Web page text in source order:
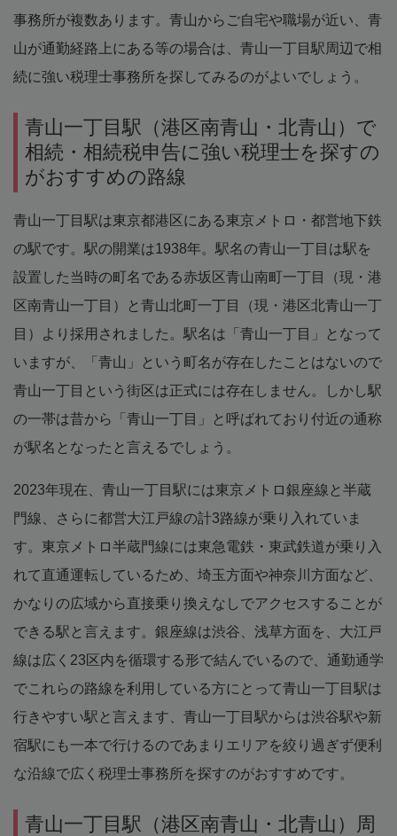
事務所が複数あります。青山からご自宅や職場が近い、青
山が通勤経路上にある等の場合は、青山一丁目駅周辺で相
続に強い税理士事務所を探してみるのがよいでしょう。
青山一丁目駅（港区南青山・北青山）で
相続・相続税申告に強い税理士を探すの
がおすすめの路線
青山一丁目駅は東京都港区にある東京メトロ・都営地下鉄
の駅です。駅の開業は1938年。駅名の青山一丁目は駅を
設置した当時の町名である赤坂区青山南町一丁目（現・港
区南青山一丁目）と青山北町一丁目（現・港区北青山一丁
目）より採用されました。駅名は「青山一丁目」となって
いますが、「青山」という町名が存在したことはないので
青山一丁目という街区は正式には存在しません。しかし駅
の一帯は昔から「青山一丁目」と呼ばれており付近の通称
が駅名となったと言えるでしょう。
2023年現在、青山一丁目駅には東京メトロ銀座線と半蔵
門線、さらに都営大江戸線の計3路線が乗り入れていま
す。東京メトロ半蔵門線には東急電鉄・東武鉄道が乗り入
れて直通運転しているため、埼玉方面や神奈川方面など、
かなりの広域から直接乗り換えなしでアクセスすることが
できる駅と言えます。銀座線は渋谷、浅草方面を、大江戸
線は広く23区内を循環する形で結んでいるので、通勤通学
でこれらの路線を利用している方にとって青山一丁目駅は
行きやすい駅と言えます、青山一丁目駅からは渋谷駅や新
宿駅にも一本で行けるのであまりエリアを絞り過ぎず便利
な沿線で広く税理士事務所を探すのがおすすめです。
青山一丁目駅（港区南青山・北青山）周